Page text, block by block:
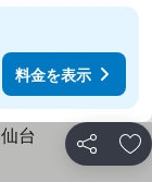
料金を表示
シェア お